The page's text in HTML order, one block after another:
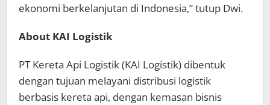
ekonomi berkelanjutan di Indonesia,” tutup Dwi.
About KAI Logistik
PT Kereta Api Logistik (KAI Logistik) dibentuk
dengan tujuan melayani distribusi logistik
berbasis kereta api, dengan kemasan bisnis